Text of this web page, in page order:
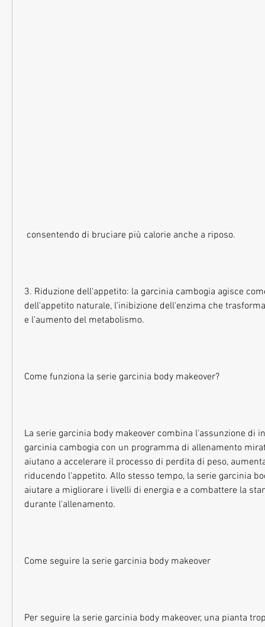
consentendo di bruciare più calorie anche a riposo.
3. Riduzione dell'appetito: la garcinia cambogia agisce
dell'appetito naturale, l'inibizione dell'enzima che
e l'aumento del metabolismo.
Come funziona la serie garcinia body makeover?
La serie garcinia body makeover combina l'assunzione di
garcinia cambogia con un programma di allenamento
aiutano a accelerare il processo di perdita di peso,
riducendo l'appetito. Allo stesso tempo, la serie garcinia
aiutare a migliorare i livelli di energia e a combattere la
durante l'allenamento.
Come seguire la serie garcinia body makeover
Per seguire la serie garcinia body makeover, una pianta